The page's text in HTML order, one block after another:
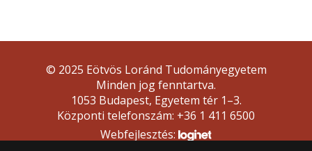
© 2025 Eötvös Loránd Tudományegyetem
Minden jog fenntartva.
1053 Budapest, Egyetem tér 1–3.
Központi telefonszám: +36 1 411 6500
Webfejlesztés: